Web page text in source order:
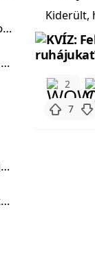
Kiderült,
2
7
Gasztronómia
Film és TV
Képregények
Kávészünet ☕